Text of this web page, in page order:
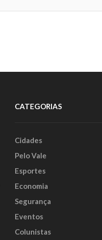
CATEGORIAS
Cidades
Pelo Vale
Esportes
Economia
Segurança
Eventos
Colunistas